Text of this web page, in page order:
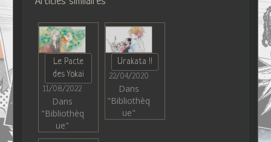
Le Pacte
des Yokai
11/08/2022
Dans
"Bibliothèq
ue"
Urakata !!
22/04/2020
Dans
"Bibliothèq
ue"